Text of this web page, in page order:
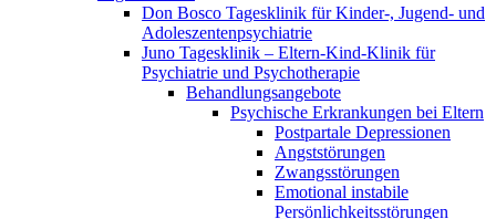
Don Bosco Tagesklinik für Kinder-, Jugend- und
Adoleszentenpsychiatrie
Juno Tagesklinik – Eltern-Kind-Klinik für
Psychiatrie und Psychotherapie
Behandlungsangebote
Psychische Erkrankungen bei Eltern
Postpartale Depressionen
Angststörungen
Zwangsstörungen
Emotional instabile
Persönlichkeitsstörungen